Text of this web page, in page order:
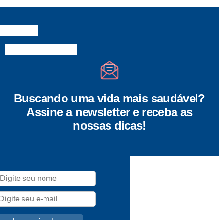
Buscando uma vida mais saudável?
Assine a newsletter e receba as
nossas dicas!